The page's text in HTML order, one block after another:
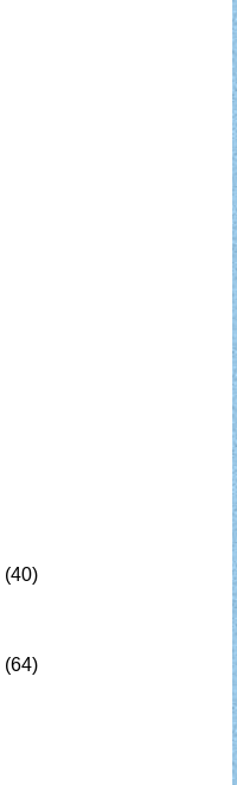
(40)
(64)